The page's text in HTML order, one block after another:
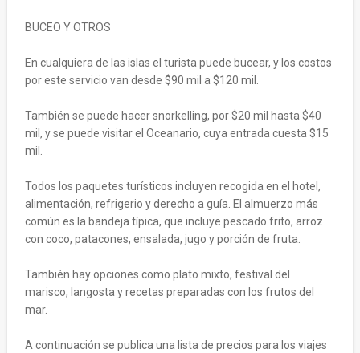
BUCEO Y OTROS
En cualquiera de las islas el turista puede bucear, y los costos
por este servicio van desde $90 mil a $120 mil.
También se puede hacer snorkelling, por $20 mil hasta $40
mil, y se puede visitar el Oceanario, cuya entrada cuesta $15
mil.
Todos los paquetes turísticos incluyen recogida en el hotel,
alimentación, refrigerio y derecho a guía. El almuerzo más
común es la bandeja típica, que incluye pescado frito, arroz
con coco, patacones, ensalada, jugo y porción de fruta.
También hay opciones como plato mixto, festival del
marisco, langosta y recetas preparadas con los frutos del
mar.
A continuación se publica una lista de precios para los viajes